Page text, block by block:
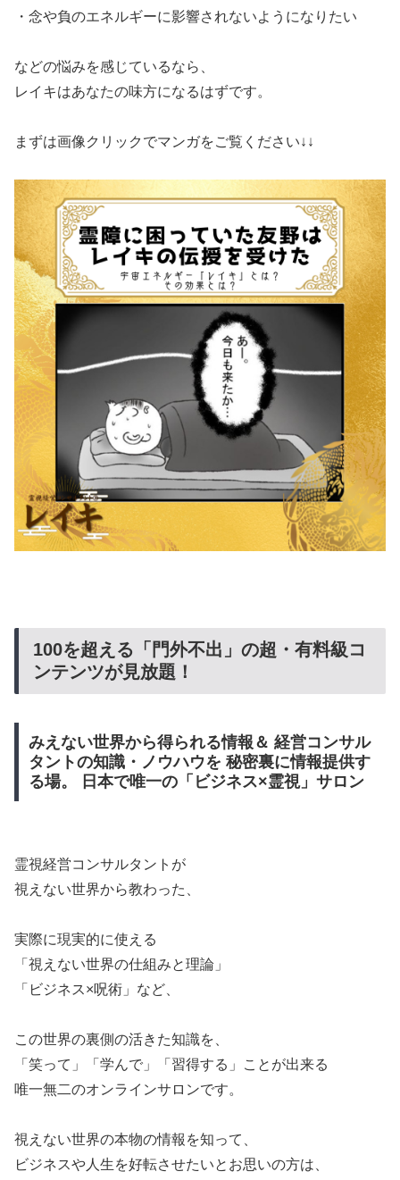
​・念や負のエネルギーに影響されないようになりたい
​などの悩みを感じているなら、
​レイキはあなたの味方になるはずです。
​まずは画像クリックでマンガをご覧ください↓↓
​100を超える「門外不出」の超・有料級コ
ンテンツが見放題！
みえない世界から得られる情報＆ 経営コンサル
タントの知識・ノウハウを 秘密裏に情報提供す
る場。 日本で唯一の「ビジネス×霊視」サロン
霊視経営コンサルタントが
​視えない世界から教わった、
​実際に現実的に使える
​「視えない世界の仕組みと理論」
​「ビジネス×呪術」など、
​この世界の裏側の活きた知識を、
「笑って」​「学んで」「習得する」ことが出来る
​唯一無二のオンラインサロンです。
​視えない世界の本物の情報を知って、
​ビジネスや人生を好転させたいとお思いの方は、